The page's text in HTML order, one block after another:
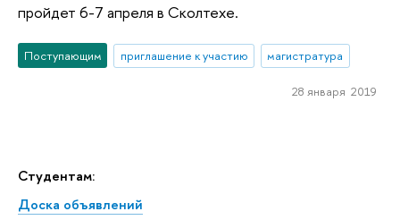
Студентам:
Доска объявлений
пройдет 6-7 апреля в Сколтехе.
Поступающим приглашение к участию магистратура
28 января 2019